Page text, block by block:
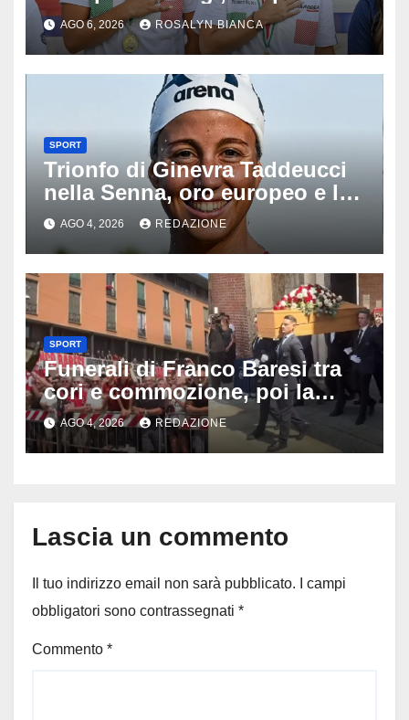
cinque gare: ‘Nel sincro siamo
da medaglia olimpica’
AGO 6, 2026 ROSALYN BIANCA
SPORT
Trionfo di Ginevra Taddeucci
nella Senna, oro europeo e la
stoccata sul fiume di Parigi:
‘Era bella zozza’
AGO 4, 2026 REDAZIONE
SPORT
Funerali di Franco Baresi tra
cori e commozione, poi la
bufera su La Russa: tifosi del
Milan furiosi
AGO 4, 2026 REDAZIONE
Lascia un commento
Il tuo indirizzo email non sarà pubblicato.
I campi
obbligatori sono contrassegnati *
Commento *